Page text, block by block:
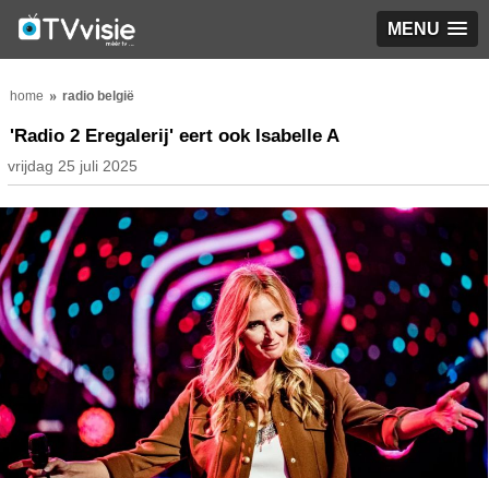
MENU
home radio belgië
'Radio 2 Eregalerij' eert ook Isabelle A
vrijdag 25 juli 2025